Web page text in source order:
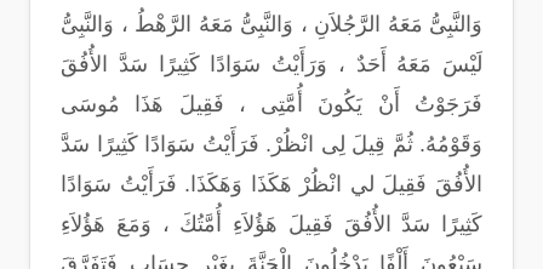
وَالنَّبِىُّ مَعَهُ الرَّجُلاَنِ ، وَالنَّبِىُّ مَعَهُ الرَّهْطُ ، وَالنَّبِىُّ
لَيْسَ مَعَهُ أَحَدٌ ، وَرَأَيْتُ سَوَادًا كَثِيرًا سَدَّ الأُفُقَ
فَرَجَوْتُ أَنْ يَكُونَ أُمَّتِى ، فَقِيلَ هَذَا مُوسَى
وَقَوْمُهُ. ثُمَّ قِيلَ لِى انْظُرْ. فَرَأَيْتُ سَوَادًا كَثِيرًا سَدَّ
الأُفُقَ فَقِيلَ لي انْظُرْ هَكَذَا وَهَكَذَا. فَرَأَيْتُ سَوَادًا
كَثِيرًا سَدَّ الأُفُقَ فَقِيلَ هَؤُلاَءِ أُمَّتُكَ ، وَمَعَ هَؤُلاَءِ